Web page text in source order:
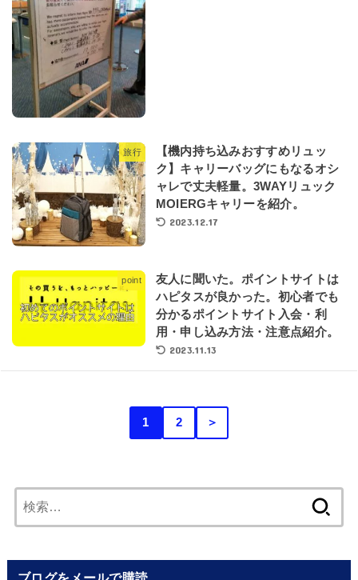
旅行
【機内持ち込みおすすめリュッ
ク】キャリーバッグにもなるオシ
ャレで丈夫軽量。3WAYリュック
MOIERGキャリーを紹介。
2023.12.17
point
友人に聞いた。ポイントサイトは
ハピタスが良かった。初心者でも
分かるポイントサイト入会・利
用・申し込み方法・注意点紹介。
2023.11.13
1 2 ＞
索: